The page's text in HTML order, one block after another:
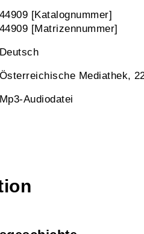
44909 [Katalognummer]
44909 [Matrizennummer]
Deutsch
Österreichische Mediathek,
Mp3-Audiodatei